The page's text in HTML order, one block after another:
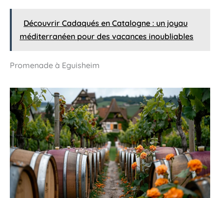
Découvrir Cadaqués en Catalogne : un joyau
méditerranéen pour des vacances inoubliables
Promenade à Eguisheim